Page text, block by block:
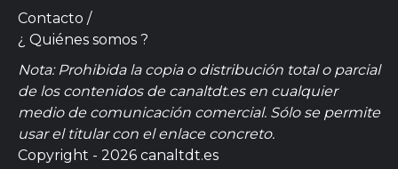
Contacto /
¿ Quiénes somos ?
Nota: Prohibida la copia o distribución total o parcial
de los contenidos de canaltdt.es en cualquier
medio de comunicación comercial. Sólo se permite
usar el titular con el enlace concreto.
Copyright - 2026 canaltdt.es